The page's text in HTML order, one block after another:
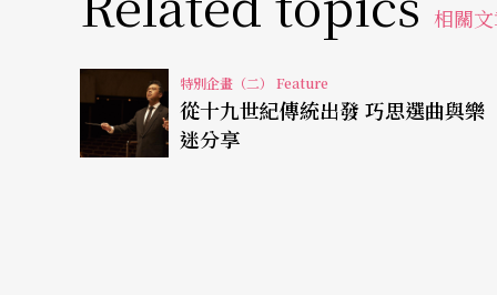
這就是為什麼如果這個樂季我有無限機票飛到
音樂會。其他人進音樂廳，可能只是為了聽浦
詩》，但我一定要早點到達現場聽開場作品，
自台東的原住民聚落。當然，也會等著聽德弗
相關
特別企畫（二） Feature
從十九世紀傳統出發 巧思選曲與樂
迷分享